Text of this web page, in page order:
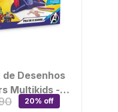
Desenhos
Multikids -
20% off